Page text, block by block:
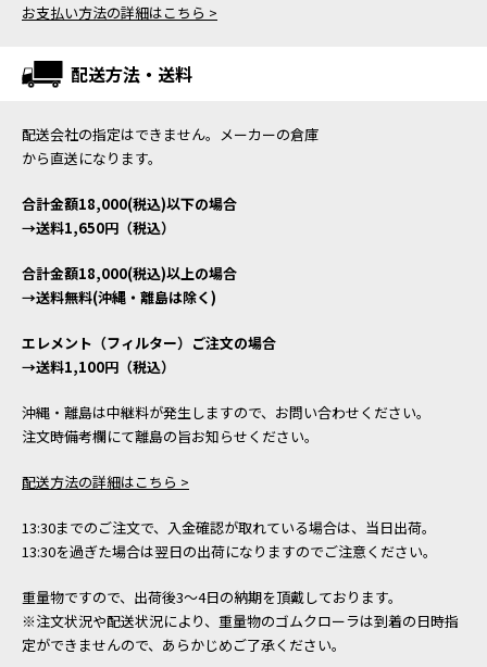
お支払い方法の詳細はこちら >
配送方法・送料
配送会社の指定はできません。メーカーの倉庫
から直送になります。
合計金額18,000(税込)以下の場合
→送料1,650円（税込）
合計金額18,000(税込)以上の場合
→送料無料(沖縄・離島は除く)
エレメント（フィルター）ご注文の場合
→送料1,100円（税込）
沖縄・離島は中継料が発生しますので、お問い合わせください。
注文時備考欄にて離島の旨お知らせください。
配送方法の詳細はこちら >
13:30までのご注文で、入金確認が取れている場合は、当日出荷。
13:30を過ぎた場合は翌日の出荷になりますのでご注意ください。
重量物ですので、出荷後3～4日の納期を頂戴しております。
※注文状況や配送状況により、重量物のゴムクローラは到着の日時指
定ができませんので、あらかじめご了承ください。